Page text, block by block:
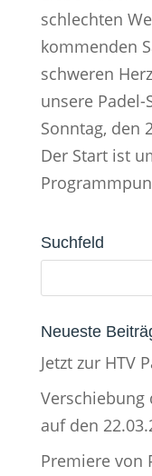
schlechten
kommenden
schweren
unsere
Sonntag, den
Der Start ist
Suchfeld
Neueste
Jetzt zur HTV
Verschiebung
auf den
Premiere von